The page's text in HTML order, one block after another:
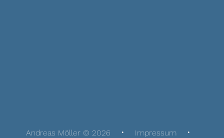
Andreas Möller © 2026 Impressum